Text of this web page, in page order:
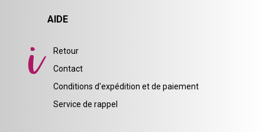
AIDE
Retour
Contact
Conditions d'expédition et de paiement
Service de rappel